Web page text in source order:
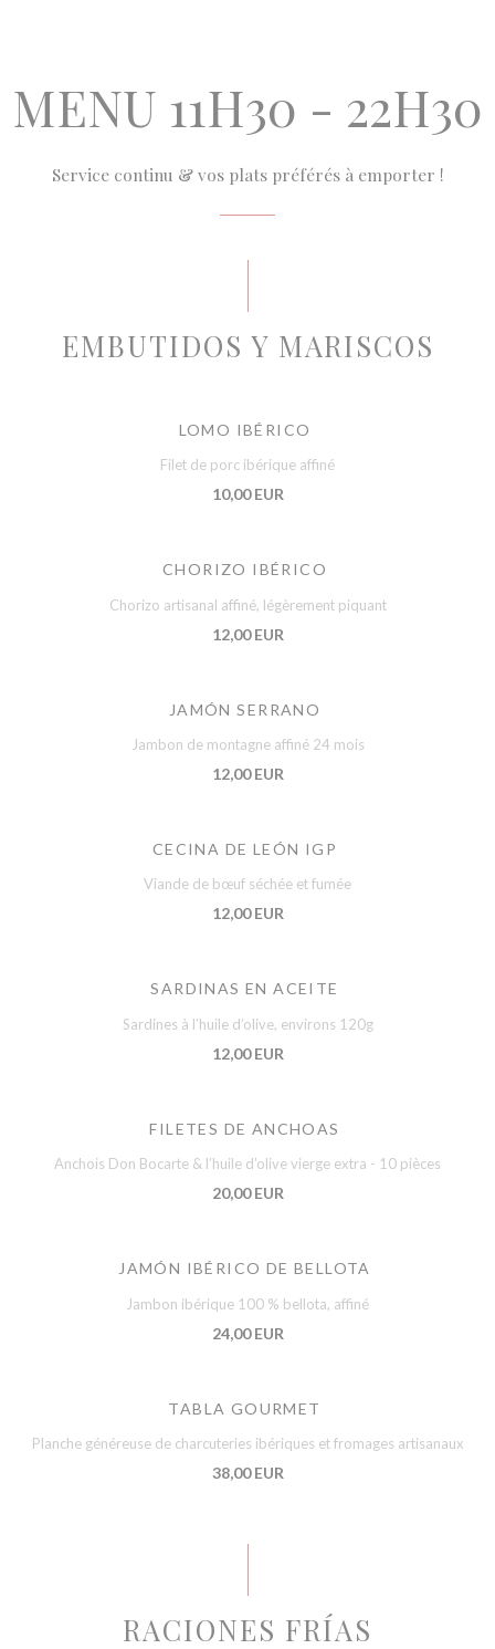
MENU 11H30 - 22H30
Service continu & vos plats préférés à emporter !
EMBUTIDOS Y MARISCOS
LOMO IBÉRICO
Filet de porc ibérique affiné
10,00 EUR
CHORIZO IBÉRICO
Chorizo artisanal affiné, légèrement piquant
12,00 EUR
JAMÓN SERRANO
Jambon de montagne affiné 24 mois
12,00 EUR
CECINA DE LEÓN IGP
Viande de bœuf séchée et fumée
12,00 EUR
SARDINAS EN ACEITE
Sardines à l’huile d’olive, environs 120g
12,00 EUR
FILETES DE ANCHOAS
Anchois Don Bocarte & l’huile d’olive vierge extra - 10 pièces
20,00 EUR
JAMÓN IBÉRICO DE BELLOTA
Jambon ibérique 100 % bellota, affiné
24,00 EUR
TABLA GOURMET
Planche généreuse de charcuteries ibériques et fromages artisanaux
38,00 EUR
RACIONES FRÍAS